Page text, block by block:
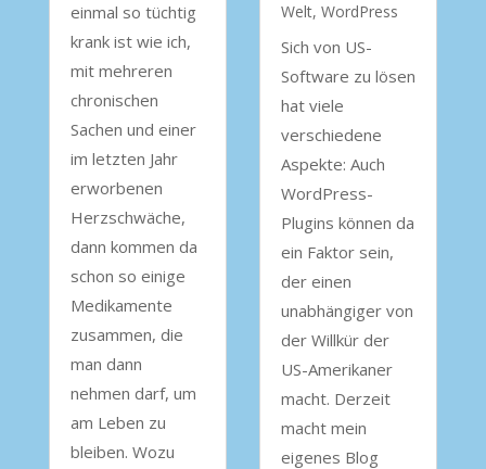
einmal so tüchtig
krank ist wie ich,
mit mehreren
chronischen
Sachen und einer
im letzten Jahr
erworbenen
Herzschwäche,
dann kommen da
schon so einige
Medikamente
zusammen, die
man dann
nehmen darf, um
am Leben zu
bleiben. Wozu
Welt, WordPress
Sich von US-
Software zu lösen
hat viele
verschiedene
Aspekte: Auch
WordPress-
Plugins können da
ein Faktor sein,
der einen
unabhängiger von
der Willkür der
US-Amerikaner
macht. Derzeit
macht mein
eigenes Blog